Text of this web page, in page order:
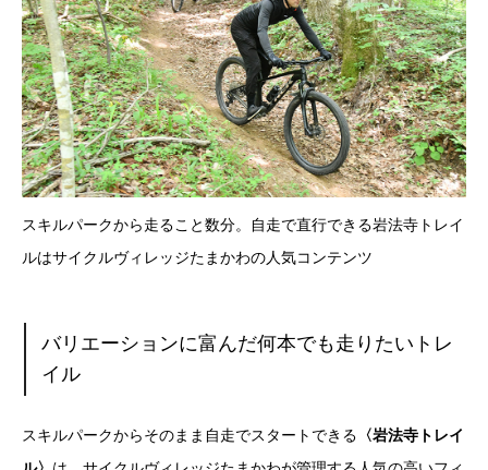
スキルパークから走ること数分。自走で直行できる岩法寺トレイ
ルはサイクルヴィレッジたまかわの人気コンテンツ
バリエーションに富んだ何本でも走りたいトレ
イル
スキルパークからそのまま自走でスタートできる 〈岩法寺トレイ